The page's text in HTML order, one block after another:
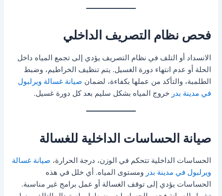
فحص نظام التصريف الداخلي
الانسداد أو التلف في نظام التصريف يؤدي إلى تجمع المياه داخل
الحلة أو عدم انتهاء دورة الغسيل. يتم تنظيف الخراطيم، وضبط
الطلمبة، والتأكد من عملها بكفاءة، لضمان صيانة غسالة ويرلبول
في مدينة بدر خروج المياه بشكل سليم بعد كل دورة غسيل.
صيانة الحساسات الداخلية للغسالة
الحساسات الداخلية تتحكم في الوزن، درجة الحرارة، صيانة غسالة
ويرلبول في مدينة بدر ومستوى المياه. أي خلل في هذه
الحساسات يؤدي إلى توقف الغسالة أو عمل برامج غير مناسبة.